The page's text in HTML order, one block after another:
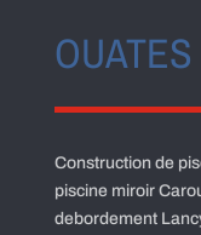
OUATES
Construction de
piscine miroir
debordement